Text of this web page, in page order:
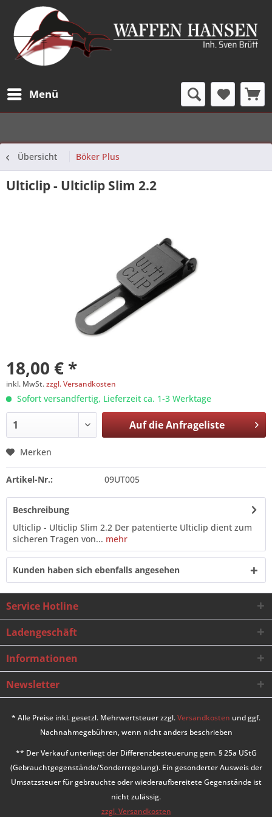
Menü
Übersicht Böker Plus
Ulticlip - Ulticlip Slim 2.2
18,00 € *
inkl. MwSt.zzgl. Versandkosten
Sofort versandfertig, Lieferzeit ca. 1-3 Werktage
Auf dieAnfrageliste
Merken
Artikel-Nr.: 09UT005
Beschreibung
Ulticlip - Ulticlip Slim 2.2 Der patentierte Ulticlip dient zum
sicheren Tragen von... mehr
Kunden haben sich ebenfalls angesehen
Service Hotline
Ladengeschäft
Informationen
Newsletter
* Alle Preise inkl. gesetzl. Mehrwertsteuer zzgl.Versandkosten und ggf.
Nachnahmegebühren, wenn nicht anders beschrieben
** Der Verkauf unterliegt der Differenzbesteuerung gem. § 25a UStG
(Gebrauchtgegenstände/Sonderregelung). Ein gesonderter Ausweis der
Umsatzsteuer für gebrauchte oder wiederaufbereitete Gegenstände ist
nicht zulässig.
zzgl. Versandkosten